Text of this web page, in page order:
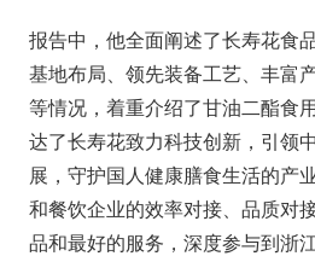
报告中，他全面阐述了长寿花食
基地布局、领先装备工艺、丰富
等情况，着重介绍了甘油二酯食
达了长寿花致力科技创新，引领
展，守护国人健康膳食生活的产
和餐饮企业的效率对接、品质对
品和最好的服务，深度参与到浙